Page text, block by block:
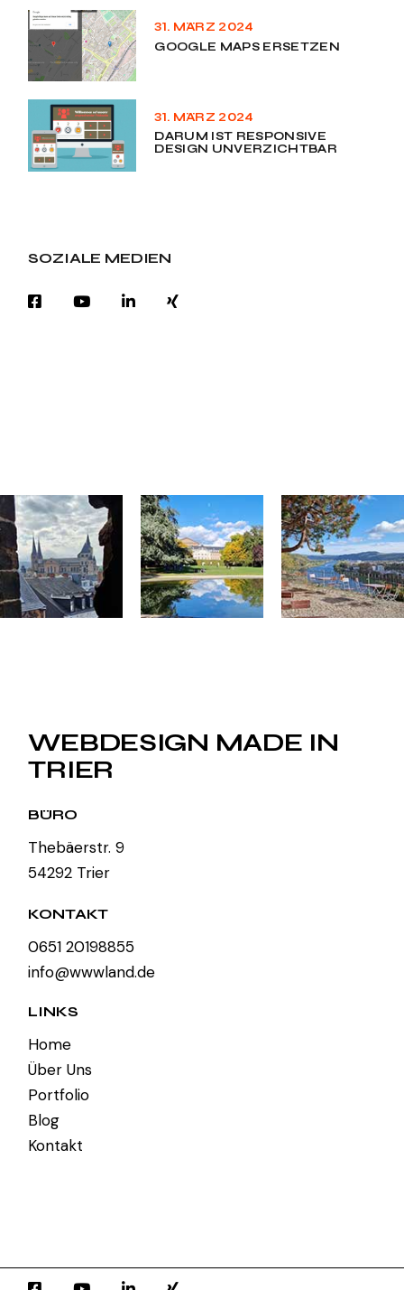
31. MÄRZ 2024
GOOGLE MAPS ERSETZEN
31. MÄRZ 2024
DARUM IST RESPONSIVE
DESIGN UNVERZICHTBAR
SOZIALE MEDIEN
WEBDESIGN MADE IN
TRIER
BÜRO
Thebäerstr. 9
54292 Trier
KONTAKT
0651 20198855
info@wwwland.de
LINKS
Home
Über Uns
Portfolio
Blog
Kontakt